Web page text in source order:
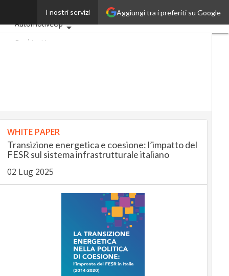
Aggiungi tra i preferiti su Google
I nostri servizi
Ultimi articoli
AutomotiveUp
BankingUp
WHITE PAPER
Transizione energetica e coesione: l’impatto del
FESR sul sistema infrastrutturale italiano
02 Lug 2025